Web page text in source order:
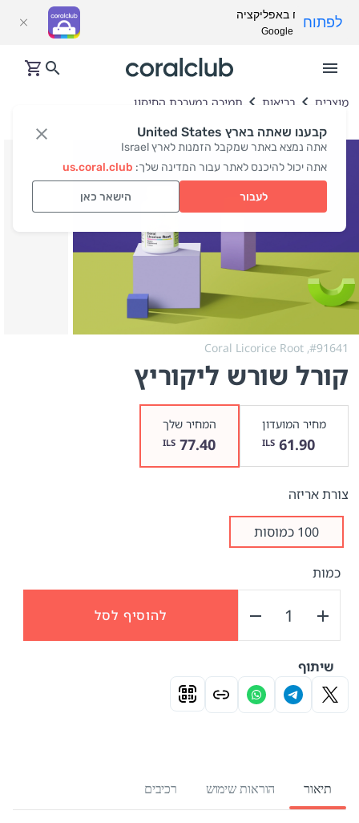
קבענו שאתה בארץ United States
אתה נמצא באתר שמקבל הזמנות לארץ Israel
אתה יכול להיכנס לאתר עבור המדינה שלך: us.coral.club
לעבור הישאר כאן
מוצרים בריאות תמיכה במערכת החיסון
#91641,
Coral Licorice Root
קורל שורש ליקוריץ
מחיר המועדון
61.90
ILS
המחיר שלך
77.40
ILS
צורת אריזה
100 כמוסות
כמות
להוסיף לסל
שיתוף
תיאור הוראות שימוש רכיבים
פתח באפליקציה
Google Play
לפתוח